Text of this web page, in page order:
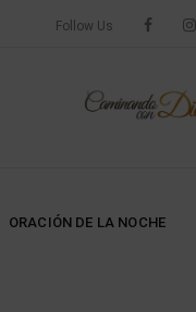
Follow Us
ORACIÓN DE LA NOCHE